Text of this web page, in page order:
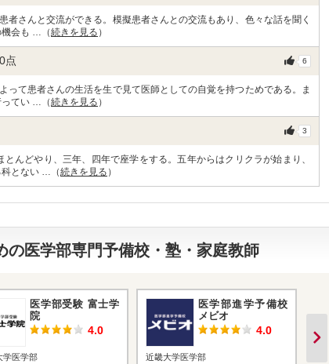
者さんと交流ができる。模擬患者さんとの交流もあり、色々な話を聞く
機会も …（続きを見る ）
点 6
って患者さんの生活を生で見て医師としての自覚を持つためである。ま
ってい …（続きを見る ）
3
んどやり、三年、四年で座学をする。五年からはクリクラが始まり、
科とない …（続きを見る ）
の医学部専門予備校・塾・家庭教師
医学部受験 富士学
院
4.0
学医学部
医学部進学予備校
メビオ
4.0
近畿大学医学部